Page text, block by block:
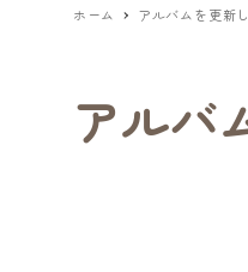
ホーム アルバムを更新
アルバ